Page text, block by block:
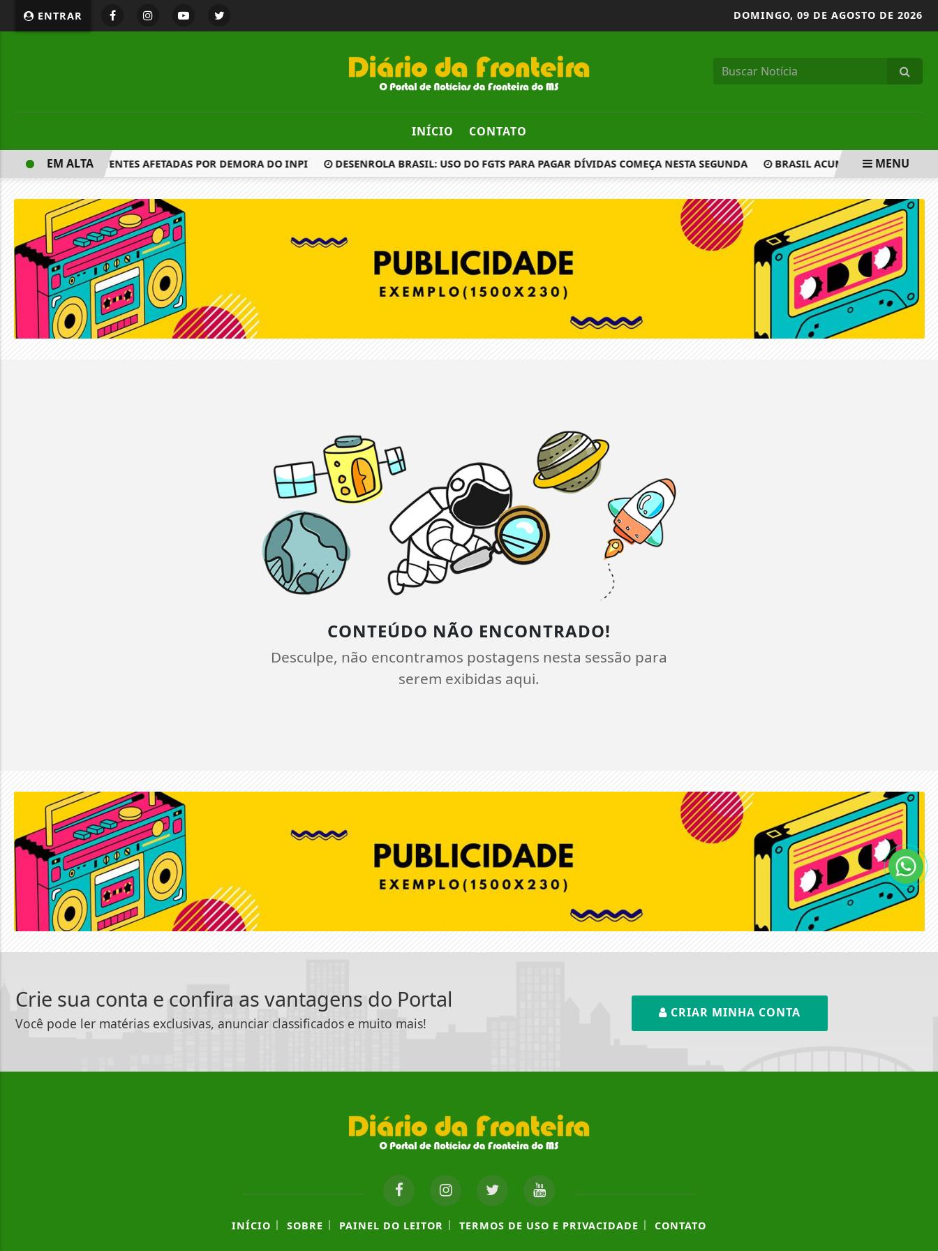
ENTRAR DOMINGO, 09 DE AGOSTO DE 2026
INÍCIO CONTATO
PROTEÇÃO A PATENTES AFETADAS POR DEMORA DO INPI DESENROLA BRASIL: USO DO FGTS PARA PAGAR DÍVIDAS COMEÇA NESTA SEGUNDA BRASIL ACUMULA ABERTURA DE
EM ALTA MENU
CONTEÚDO NÃO ENCONTRADO!
Desculpe, não encontramos postagens nesta sessão para
serem exibidas aqui.
Crie sua conta e confira as vantagens do Portal
Você pode ler matérias exclusivas, anunciar classificados e muito mais!
CRIAR MINHA CONTA
INÍCIO | SOBRE | PAINEL DO LEITOR | TERMOS DE USO E PRIVACIDADE | CONTATO